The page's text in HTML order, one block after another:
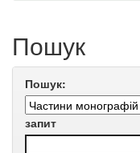
Пошук
Пошук:
запит